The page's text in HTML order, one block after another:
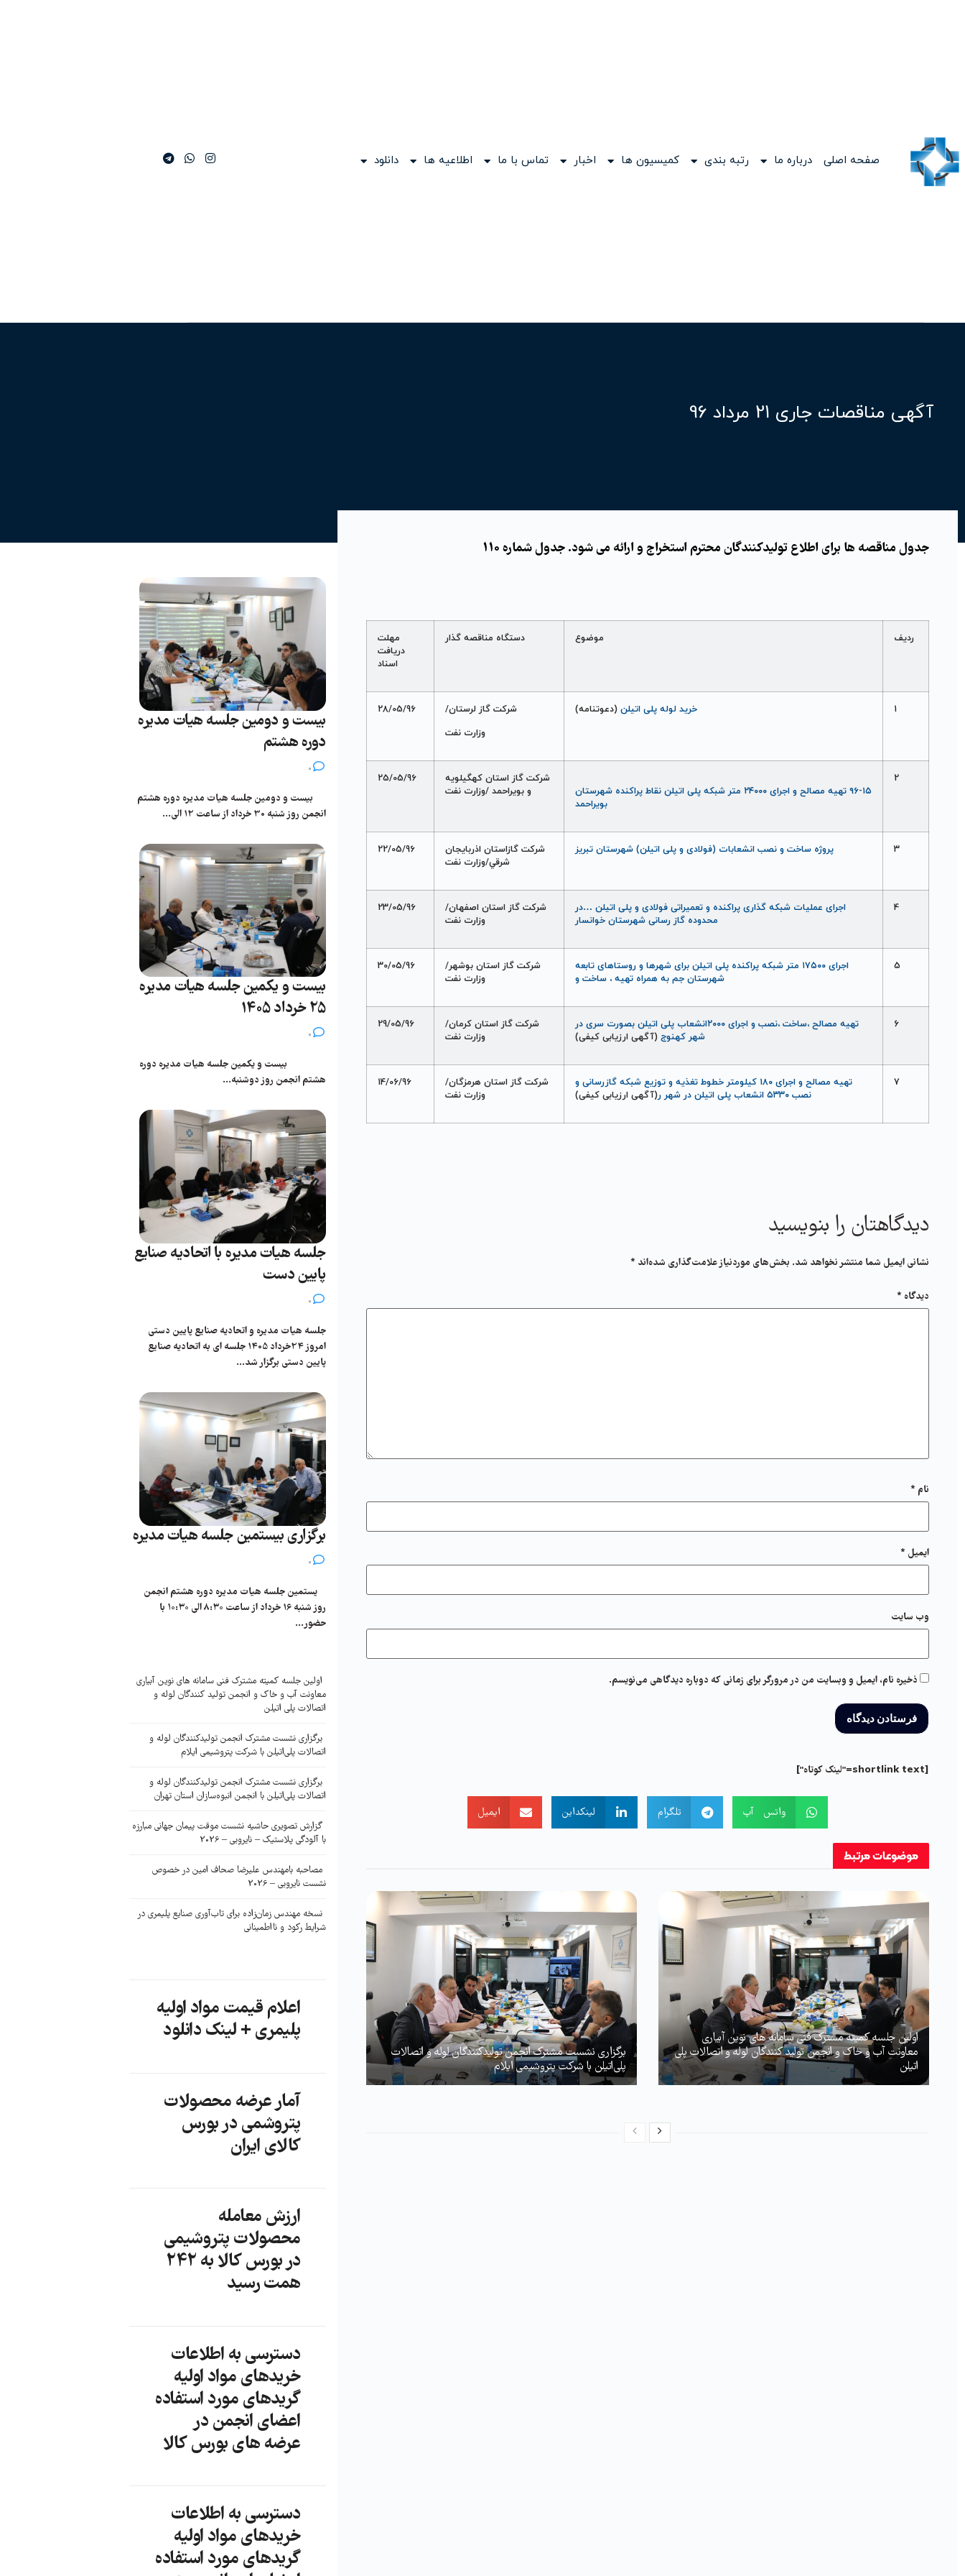
صفحه اصلی درباره ما رتبه بندی کمیسیون ها اخبار تماس با ما اطلاعیه ها دانلود
آگهی مناقصات جاری 21 مرداد 96
جدول مناقصه ها برای اطلاع تولیدکنندگان محترم استخراج و ارائه می شود. جدول شماره 110
ردیف موضوع دستگاه مناقصه گذار
مهلت
دریافت
اسناد
1 خريد لوله پلی اتيلن (دعوتنامه)
شرکت گاز لرستان/
وزارت نفت
28/05/96
2
۹۶-۱۵ تهيه مصالح و اجرای ۲۴۰۰۰ متر شبکه پلی اتيلن نقاط پراکنده شهرستان
بويراحمد
شرکت گاز استان کهگيلويه
و بويراحمد /وزارت نفت
25/05/96
3 پروژه ساخت و نصب انشعابات (فولادی و پلی اتيلن) شهرستان تبريز
شرکت گازاستان اذربايجان
شرقي/وزارت نفت
22/05/96
4
اجرای عمليات شبکه گذاری پراکنده و تعميراتی فولادی و پلی اتيلن …در
محدوده گاز رسانی شهرستان خوانسار
شرکت گاز استان اصفهان/
وزارت نفت
23/05/96
5
اجرای ۱۷۵۰۰ متر شبکه پراکنده پلی اتيلن برای شهرها و روستاهای تابعه
شهرستان جم به همراه تهيه ، ساخت و
شرکت گاز استان بوشهر/
وزارت نفت
30/05/96
6
تهيه مصالح ،ساخت ،نصب و اجرای ۲۰۰۰انشعاب پلی اتيلن بصورت سری در
شهر کهنوج (آگهی ارزيابی کيفی)
شرکت گاز استان کرمان/
وزارت نفت
29/05/96
7
تهيه مصالح و اجرای ۱۸۰ کيلومتر خطوط تغذيه و توزيع شبکه گازرسانی و
نصب ۵۳۳۰ انشعاب پلی اتيلن در شهر ر
(آگهی ارزيابی کيفی)
شرکت گاز استان هرمزگان/
وزارت نفت
14/06/96
دیدگاهتان را بنویسید
نشانی ایمیل شما منتشر نخواهد شد. بخش‌های موردنیاز علامت‌گذاری شده‌اند *
دیدگاه *
نام *
ایمیل *
وب‌ سایت
ذخیره نام، ایمیل و وبسایت من در مرورگر برای زمانی که دوباره دیدگاهی می‌نویسم.
[shortlink text="لینک کوتاه"]
واتس آپ تلگرام لینکداین ایمیل
موضوعاتمرتبط
اولین جلسه کمیته مشترک فنی سامانه های نوین آبیاری
معاونت آب و خاک و انجمن تولید کنندگان لوله و اتصالات پلی
اتیلن
برگزاری نشست مشترک انجمن تولیدکنندگان لوله و اتصالات
پلی‌اتیلن با شرکت پتروشیمی ایلام
بیست و دومین جلسه هیات مدیره
دوره هشتم
بیست و دومین جلسه هیات مدیره دوره هشتم
انجمن روز شنبه 30 خرداد از ساعت 12 الی...
بیست و یکمین جلسه هیات مدیره
25 خرداد 1405
بیست و یکمین جلسه هیات مدیره دوره
هشتم انجمن روز دوشنبه...
جلسه هیات مدیره با اتحادیه صنایع
پایین دست
جلسه هیات مدیره و اتحادیه صنایع پایین دستی
امروز 24خرداد 1405 جلسه ای به اتحادیه صنایع
پایین دستی برگزار شد...
برگزاری بیستمین جلسه هیات مدیره
یستمین جلسه هیات مدیره دوره هشتم انجمن
روز شنبه 16 خرداد از ساعت ۸:۳۰ الی ۱۰:۳۰ با
حضور...
اولین جلسه کمیته مشترک فنی سامانه های نوین آبیاری
معاونت آب و خاک و انجمن تولید کنندگان لوله و
اتصالات پلی اتیلن
برگزاری نشست مشترک انجمن تولیدکنندگان لوله و
اتصالات پلی‌اتیلن با شرکت پتروشیمی ایلام
برگزاری نشست مشترک انجمن تولیدکنندگان لوله و
اتصالات پلی‌اتیلن با انجمن انبوه‌سازان استان تهران
گزارش تصویری حاشیه نشست موقت پیمان جهانی مبارزه
با آلودگی پلاستیک – نایروبی – 2026
مصاحبه بامهندس علیرضا صحاف امین در خصوص
نشست نایروبی – 2026
نسخه مهندس زمان‌زاده برای تاب‌آوری صنایع پلیمری در
شرایط رکود و نااطمینانی
اعلام قیمت مواد اولیه
پلیمری + لینک دانلود
آمار عرضه محصولات
پتروشمی در بورس
کالای ایران
ارزش معامله
محصولات پتروشیمی
در بورس کالا به 242
همت رسید
دسترسی به اطلاعات
خریدهای مواد اولیه
گریدهای مورد استفاده
اعضای انجمن در
عرضه های بورس کالا
دسترسی به اطلاعات
خریدهای مواد اولیه
گریدهای مورد استفاده